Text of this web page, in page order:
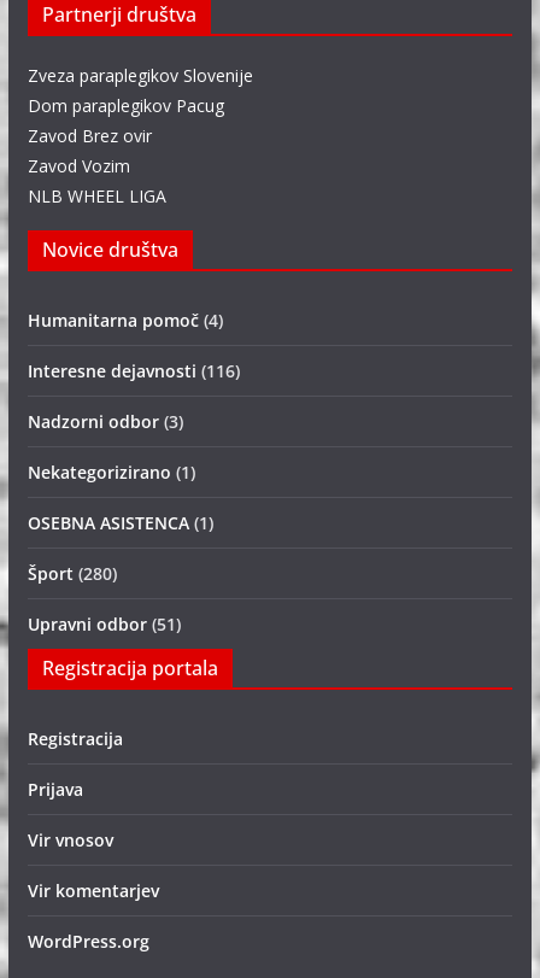
Partnerji društva
Zveza paraplegikov Slovenije
Dom paraplegikov Pacug
Zavod Brez ovir
Zavod Vozim
NLB WHEEL LIGA
Novice društva
Humanitarna pomoč(4)
Interesne dejavnosti (116)
Nadzorni odbor(3)
Nekategorizirano (1)
OSEBNA ASISTENCA(1)
Šport (280)
Upravni odbor(51)
Registracija portala
Registracija
Prijava
Vir vnosov
Vir komentarjev
WordPress.org